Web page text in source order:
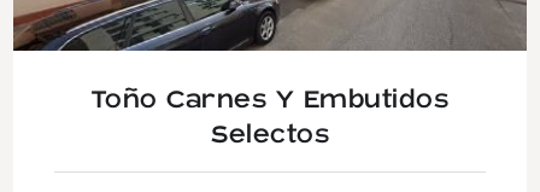
Toño Carnes Y Embutidos
Selectos